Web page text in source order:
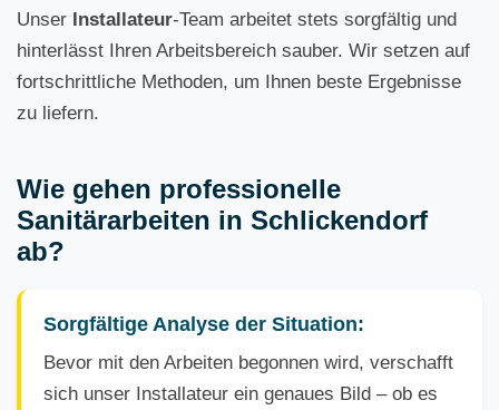
Unser Installateur-Team arbeitet stets sorgfältig und
hinterlässt Ihren Arbeitsbereich sauber. Wir setzen auf
fortschrittliche Methoden, um Ihnen beste Ergebnisse
zu liefern.
Wie gehen professionelle
Sanitärarbeiten in Schlickendorf
ab?
Sorgfältige Analyse der Situation:
Bevor mit den Arbeiten begonnen wird, verschafft
sich unser Installateur ein genaues Bild – ob es